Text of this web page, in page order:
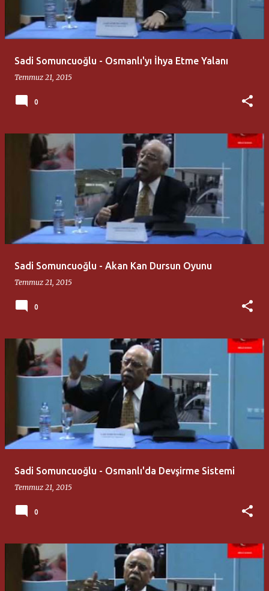
Sadi Somuncuoğlu - Osmanlı'yı İhya Etme Yalanı
Temmuz 21, 2015
0
Sadi Somuncuoğlu - Akan Kan Dursun Oyunu
Temmuz 21, 2015
0
Sadi Somuncuoğlu - Osmanlı'da Devşirme Sistemi
Temmuz 21, 2015
0